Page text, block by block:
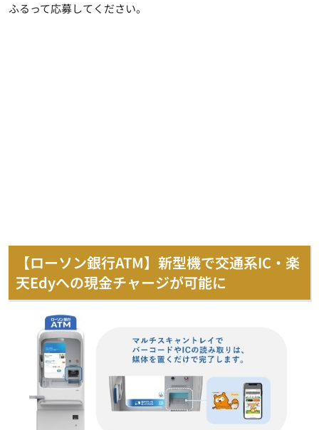
ふるって応募してください。
【ローソン銀行ATM】新型機で交通系IC・楽
天Edyへの現金チャージが可能に